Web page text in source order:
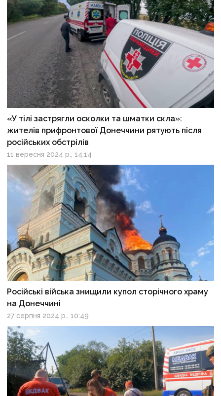
«У тілі застрягли осколки та шматки скла»:
жителів прифронтової Донеччини рятують після
російських обстрілів
11 вересня 2024 р., 14:14
Російські війська знищили купол сторічного храму
на Донеччині
27 серпня 2024 р., 10:49